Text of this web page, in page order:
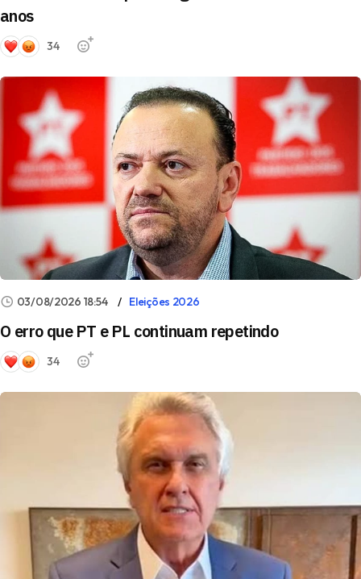
anos
34
03/08/2026 18:54 Eleições 2026
O erro que PT e PL continuam repetindo
34